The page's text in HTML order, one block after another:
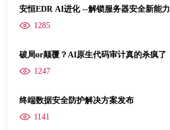
安恒EDR AI进化 --解锁服务器安全新能力
1285
破局or颠覆？AI原生代码审计真的杀疯了
1247
终端数据安全防护解决方案发布
1141